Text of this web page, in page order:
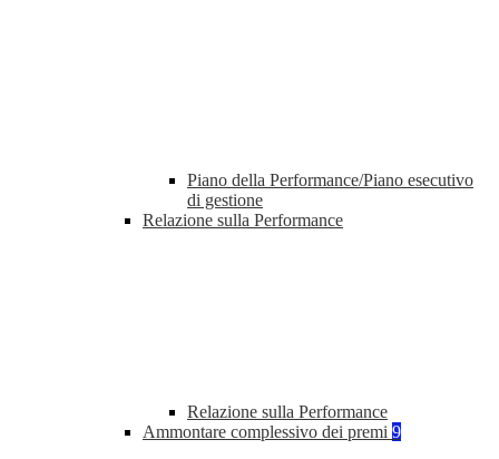
Piano della Performance/Piano esecutivo
di gestione
Relazione sulla Performance
Relazione sulla Performance
Ammontare complessivo dei premi 9